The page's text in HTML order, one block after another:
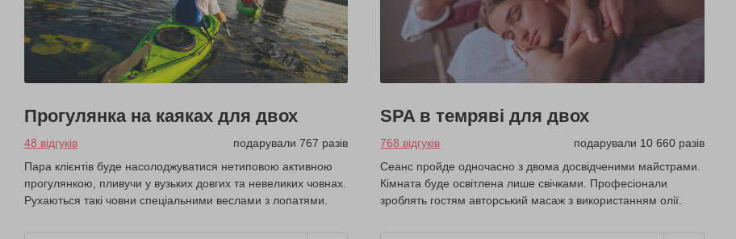
Прогулянка на каяках для двох
48 відгуків
подарували 767 разів
Пара клієнтів буде насолоджуватися нетиповою активною
прогулянкою, пливучи у вузьких довгих та невеликих човнах.
Рухаються такі човни спеціальними веслами з лопатями.
SPA в темряві для двох
768 відгуків
подарували 10 660 разів
Сеанс пройде одночасно з двома досвідченими майстрами.
Кімната буде освітлена лише свічками. Професіонали
зроблять гостям авторський масаж з використанням олії.